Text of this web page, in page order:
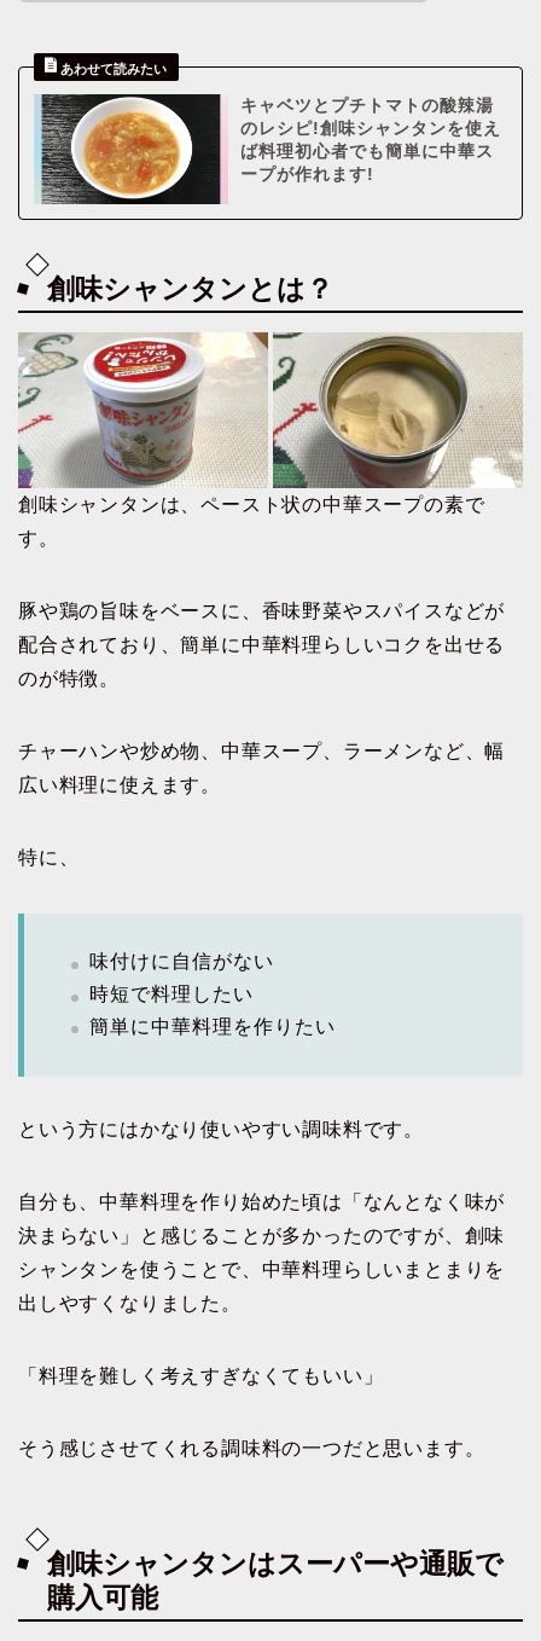
キャベツとプチトマトの酸辣湯
のレシピ!創味シャンタンを使え
ば料理初心者でも簡単に中華ス
ープが作れます!
創味シャンタンとは？
創味シャンタンは、ペースト状の中華スープの素で
す。
豚や鶏の旨味をベースに、香味野菜やスパイスなどが
配合されており、簡単に中華料理らしいコクを出せる
のが特徴。
チャーハンや炒め物、中華スープ、ラーメンなど、幅
広い料理に使えます。
特に、
味付けに自信がない
時短で料理したい
簡単に中華料理を作りたい
という方にはかなり使いやすい調味料です。
自分も、中華料理を作り始めた頃は「なんとなく味が
決まらない」と感じることが多かったのですが、創味
シャンタンを使うことで、中華料理らしいまとまりを
出しやすくなりました。
「料理を難しく考えすぎなくてもいい」
そう感じさせてくれる調味料の一つだと思います。
創味シャンタンはスーパーや通販で
購入可能